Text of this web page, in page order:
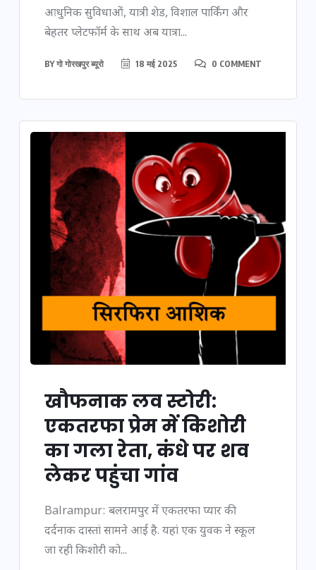
आधुनिक सुविधाओं, यात्री शेड, विशाल पार्किंग और
बेहतर प्लेटफॉर्म के साथ अब यात्रा...
BYगो गोरखपुर ब्यूरो 18 मई 2025 0 COMMENT
खौफनाक लव स्टोरी:
एकतरफा प्रेम में किशोरी
का गला रेता, कंधे पर शव
लेकर पहुंचा गांव
Balrampur: बलरामपुर में एकतरफा प्यार की
दर्दनाक दास्तां सामने आई है. यहां एक ​युवक ने स्कूल
जा रही किशोरी को...